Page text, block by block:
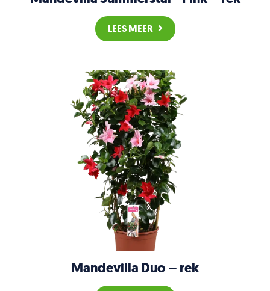
LEES MEER
Mandevilla Duo – rek